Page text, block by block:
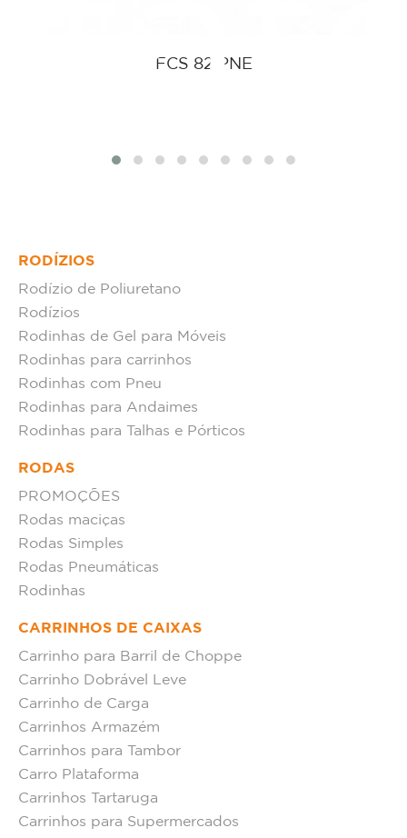
FCS 82 PNE
RODÍZIOS
Rodízio de Poliuretano
Rodízios
Rodinhas de Gel para Móveis
Rodinhas para carrinhos
Rodinhas com Pneu
Rodinhas para Andaimes
Rodinhas para Talhas e Pórticos
RODAS
PROMOÇÕES
Rodas maciças
Rodas Simples
Rodas Pneumáticas
Rodinhas
CARRINHOS DE CAIXAS
Carrinho para Barril de Choppe
Carrinho Dobrável Leve
Carrinho de Carga
Carrinhos Armazém
Carrinhos para Tambor
Carro Plataforma
Carrinhos Tartaruga
Carrinhos para Supermercados